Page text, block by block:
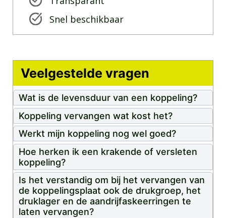
Snel beschikbaar
Veelgestelde vragen
Wat is de levensduur van een koppeling?
Koppeling vervangen wat kost het?
Werkt mijn koppeling nog wel goed?
Hoe herken ik een krakende of versleten
koppeling?
Is het verstandig om bij het vervangen van
de koppelingsplaat ook de drukgroep, het
druklager en de aandrijfaskeerringen te
laten vervangen?